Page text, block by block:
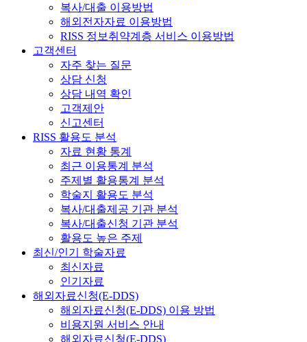
복사/대출 이용방법
해외전자자료 이용방법
RISS 정보취약계층 서비스 이용방법
고객센터
자주 찾는 질문
상담 신청
상담 내역 확인
고객제안
신고센터
RISS 활용도 분석
자료 현황 통계
최근 이용통계 분석
주제별 활용통계 분석
학술지 활용도 분석
복사/대출제공 기관 분석
복사/대출신청 기관 분석
활용도 높은 주제
최신/인기 학술자료
최신자료
인기자료
해외자료신청(E-DDS)
해외자료신청(E-DDS) 이용 방법
비용지원 서비스 안내
해외자료신청(E-DDS)